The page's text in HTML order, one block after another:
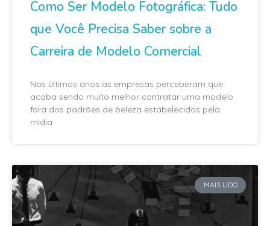
Como Ser Modelo Fotográfica: Tudo
que Você Precisa Saber sobre a
Carreira de Modelo Comercial
Nos últimos anos as empresas perceberam que
acaba sendo muito melhor contratar uma modelo
fora dos padrões de beleza estabelecidos pela
mídia
MAIS LIDO